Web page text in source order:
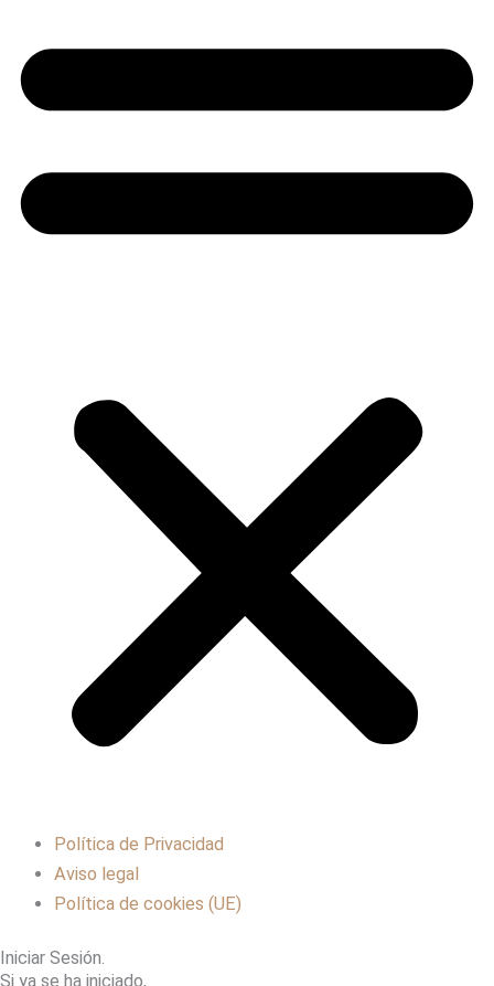
Política de Privacidad
Aviso legal
Política de cookies (UE)
Iniciar Sesión.
Si ya se ha iniciado,